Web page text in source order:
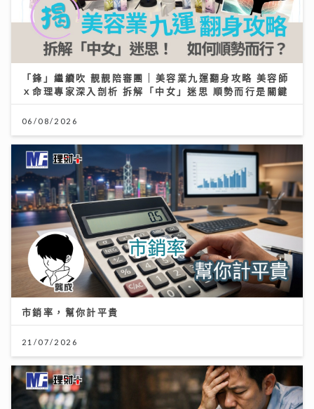
「鋒」繼續吹 靚靚陪審團 | 美容業九運翻身攻略 美容師
ｘ命理專家深入剖析 拆解「中女」迷思 順勢而行是關鍵
06/08/2026
市銷率，幫你計平貴
21/07/2026